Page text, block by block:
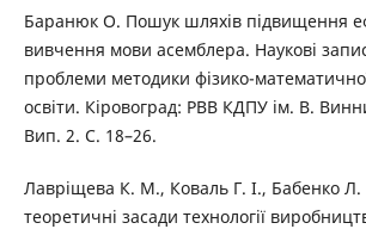
Баранюк О. Пошук шляхів підвищення
вивчення мови асемблера. Наукові
проблеми методики фізико-математичної
освіти. Кіровоград: РВВ КДПУ ім. В.
Вип. 2. С. 18–26.
Лавріщева К. М., Коваль Г. І., Бабенко Л.
теоретичні засади технології